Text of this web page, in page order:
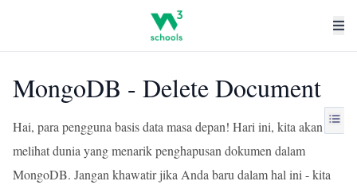
MongoDB - Delete Document
Hai, para pengguna basis data masa depan! Hari ini, kita akan
melihat dunia yang menarik penghapusan dokumen dalam
MongoDB. Jangan khawatir jika Anda baru dalam hal ini - kita